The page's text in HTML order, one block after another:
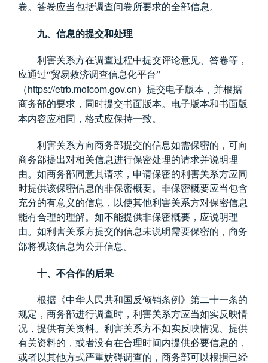
卷。答卷应当包括调查问卷所要求的全部信息。
九、信息的提交和处理
利害关系方在调查过程中提交评论意见、答卷等，
应通过“贸易救济调查信息化平台”
（https://etrb.mofcom.gov.cn）提交电子版本，并根据
商务部的要求，同时提交书面版本。电子版本和书面版
本内容应相同，格式应保持一致。
利害关系方向商务部提交的信息如需保密的，可向
商务部提出对相关信息进行保密处理的请求并说明理
由。如商务部同意其请求，申请保密的利害关系方应同
时提供该保密信息的非保密概要。非保密概要应当包含
充分的有意义的信息，以使其他利害关系方对保密信息
能有合理的理解。如不能提供非保密概要，应说明理
由。如利害关系方提交的信息未说明需要保密的，商务
部将视该信息为公开信息。
十、不合作的后果
根据《中华人民共和国反倾销条例》第二十一条的
规定，商务部进行调查时，利害关系方应当如实反映情
况，提供有关资料。利害关系方不如实反映情况、提供
有关资料的，或者没有在合理时间内提供必要信息的，
或者以其他方式严重妨碍调查的，商务部可以根据已经